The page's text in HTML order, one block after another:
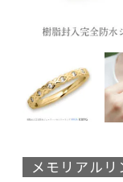
メモリアルリ